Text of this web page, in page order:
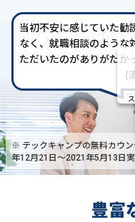
当初不安に感じていた勧
なく、就職相談のような
ただいたのがありがたか
(
※ テックキャンプの無料カウ
年12月21日〜2021年5月13日
豊富